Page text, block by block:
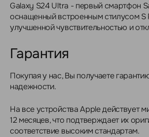
Galaxy S24 Ultra - первый смартфон
оснащенный встроенным стилусом S
улучшенной чувствительностью и
Гарантия
Покупая у нас, Вы получаете
надежности.
На все устройства Apple действует
12 месяцев, что подтверждает их
соответствие высоким стандартам.